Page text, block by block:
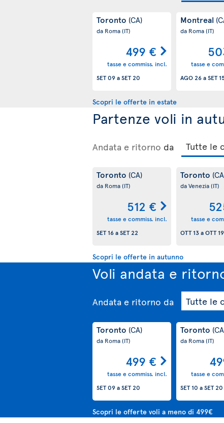
Toronto (CA)
da Roma(IT)
499 €
tasse e commiss. incl.
SET 09aSET 20
Montreal
da Roma(IT)
tasse e
AGO 26aSET
Scopri le offerte in estate
Partenze voli in
Andata e ritorno da
Toronto (CA)
da Roma(IT)
512 €
tasse e commiss. incl.
SET 16aSET 22
Toronto
da Venezia(IT)
tasse e
OTT 13aOTT 19
Scopri le offerte in autunno
Voli andata e
Andata e ritorno da
Toronto (CA)
da Roma(IT)
499 €
tasse e commiss. incl.
SET 09aSET 20
Toronto
da Roma(IT)
tasse e
SET 10 aSET 20
Scopri le offerte voli a meno di 499€